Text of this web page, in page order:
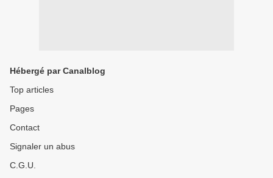
Hébergé par Canalblog
Top articles
Pages
Contact
Signaler un abus
C.G.U.